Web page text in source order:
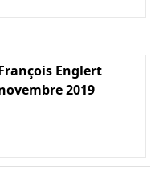
Englert
2019